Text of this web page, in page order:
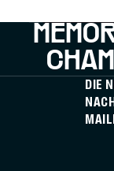
DIE